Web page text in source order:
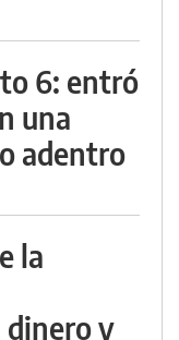
6: entró
una
adentro
la
dinero y